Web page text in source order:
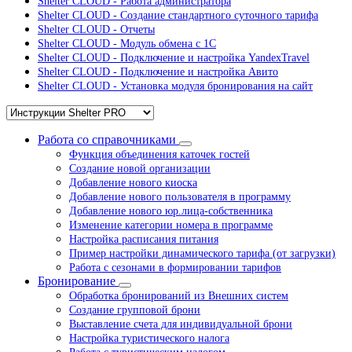
Shelter CLOUD - Создание стандартного суточного тарифа
Shelter CLOUD - Отчеты
Shelter CLOUD - Модуль обмена с 1С
Shelter CLOUD - Подключение и настройка YandexTravel
Shelter CLOUD - Подключение и настройка Авито
Shelter CLOUD - Установка модуля бронирования на сайт
Работа со справочниками
Функция объединения каточек гостей
Создание новой организации
Добавление нового киоска
Добавление нового пользователя в программу
Добавление нового юр.лица-собственника
Изменение категории номера в программе
Настройка расписания питания
Пример настройки динамического тарифа (от загрузки)
Работа с сезонами в формировании тарифов
Бронирование
Обработка бронирований из Внешних систем
Создание групповой брони
Выставление счета для индивидуальной брони
Настройка туристического налога